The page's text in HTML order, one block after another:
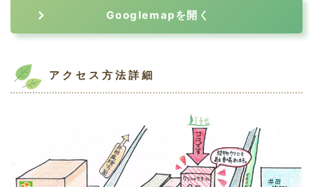
Googlemapを開く
アクセス方法詳細